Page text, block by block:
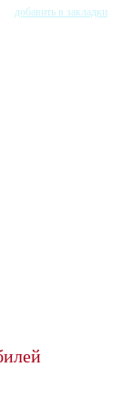
добавить в закладки